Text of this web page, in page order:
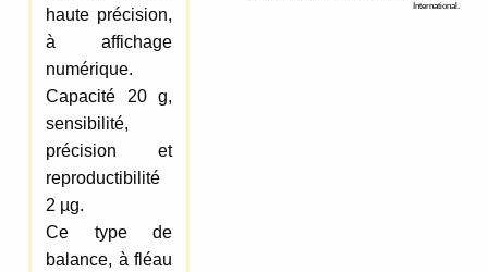
haute précision,
à affichage
numérique.
Capacité 20 g,
sensibilité,
précision et
reproductibilité
2 µg.
Ce type de
balance, à fléau
International.